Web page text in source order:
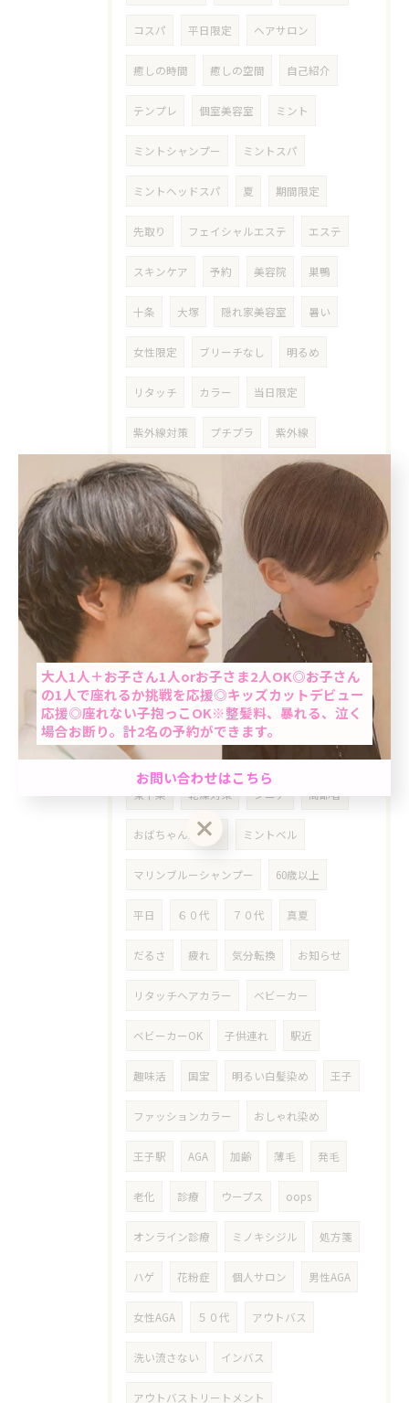
コスパ 平日限定 ヘアサロン
癒しの時間 癒しの空間 自己紹介
テンプレ 個室美容室 ミント
ミントシャンプー ミントスパ
ミントヘッドスパ 夏 期間限定
先取り フェイシャルエステ エステ
スキンケア 予約 美容院 巣鴨
十条 大塚 隠れ家美容室 暑い
女性限定 ブリーチなし 明るめ
リタッチ カラー 当日限定
紫外線対策 プチプラ 紫外線
UVケア フェイシャル 対策
爽快感 ひんやり 冷んやり
ステップトリートメント 湿気対策
梅雨対策 梅雨 今日は何の日
シリコン除去 再読
東野圭吾 ヘアアロン 猛暑 酷暑
ライン LINE らいん 根本染め
女性
東十条 乾燥対策 シニア 高齢者
おばちゃんパーマ ミントベル
マリンブルーシャンプー 60歳以上
平日 ６０代 ７０代 真夏
だるさ 疲れ 気分転換 お知らせ
リタッチヘアカラー ベビーカー
ベビーカーOK 子供連れ 駅近
趣味活 国宝 明るい白髪染め 王子
ファッションカラー おしゃれ染め
王子駅 AGA 加齢 薄毛 発毛
老化 診療 ウープス oops
オンライン診療 ミノキシジル 処方箋
ハゲ 花粉症 個人サロン 男性AGA
女性AGA ５０代 アウトバス
洗い流さない インバス
アウトバストリートメント
当日予約OK
大人1人＋お子さん1人orお子さま2人OK◎お子さん
の1人で座れるか挑戦を応援◎キッズカットデビュー
応援◎座れない子抱っこOK※整髪料、暴れる、泣く
場合お断り。計2名の予約ができます。
お問い合わせはこちら
男性限定★最短60分で完了のクイック白髪染め＆カ
ット☆「ちょっと気になる…」を気軽にケア。週末
前におすすめ◎自然で清潔感のある仕上がり☆